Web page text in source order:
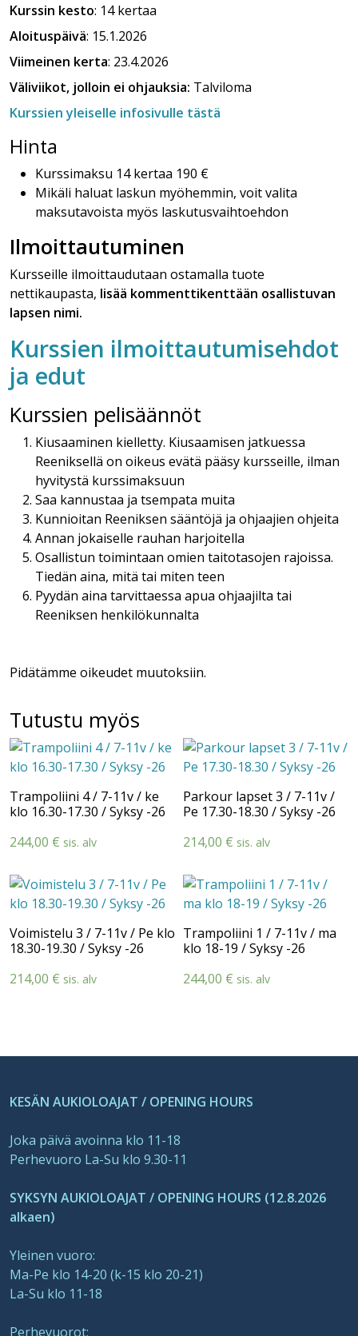
Kurssin kesto: 14 kertaa
Aloituspäivä: 15.1.2026
Viimeinen kerta: 23.4.2026
Väliviikot, jolloin ei ohjauksia: Talviloma
Kurssien yleiselle infosivulle tästä
Hinta
Kurssimaksu 14 kertaa 190 €
Mikäli haluat laskun myöhemmin, voit valita
maksutavoista myös laskutusvaihtoehdon
Ilmoittautuminen
Kursseille ilmoittaudutaan ostamalla tuote
nettikaupasta, lisää kommenttikenttään osallistuvan
lapsen nimi.
Kurssien ilmoittautumisehdot
ja edut
Kurssien pelisäännöt
Kiusaaminen kielletty. Kiusaamisen jatkuessa
Reeniksellä on oikeus evätä pääsy kursseille, ilman
hyvitystä kurssimaksuun
Saa kannustaa ja tsempata muita
Kunnioitan Reeniksen sääntöjä ja ohjaajien ohjeita
Annan jokaiselle rauhan harjoitella
Osallistun toimintaan omien taitotasojen rajoissa.
Tiedän aina, mitä tai miten teen
Pyydän aina tarvittaessa apua ohjaajilta tai
Reeniksen henkilökunnalta
Pidätämme oikeudet muutoksiin.
Tutustu myös
Trampoliini 4 / 7-11v / ke
klo 16.30-17.30 / Syksy -26
244,00 € sis. alv
Parkour lapset 3 / 7-11v /
Pe 17.30-18.30 / Syksy -26
214,00 € sis. alv
Voimistelu 3 / 7-11v / Pe klo
18.30-19.30 / Syksy -26
214,00 € sis. alv
Trampoliini 1 / 7-11v / ma
klo 18-19 / Syksy -26
244,00 € sis. alv
KESÄN AUKIOLOAJAT / OPENING HOURS
Joka päivä avoinna klo 11-18
Perhevuoro La-Su klo 9.30-11
SYKSYN AUKIOLOAJAT / OPENING HOURS (12.8.2026
alkaen)
Yleinen vuoro:
Ma-Pe klo 14-20 (k-15 klo 20-21)
La-Su klo 11-18
Perhevuorot: